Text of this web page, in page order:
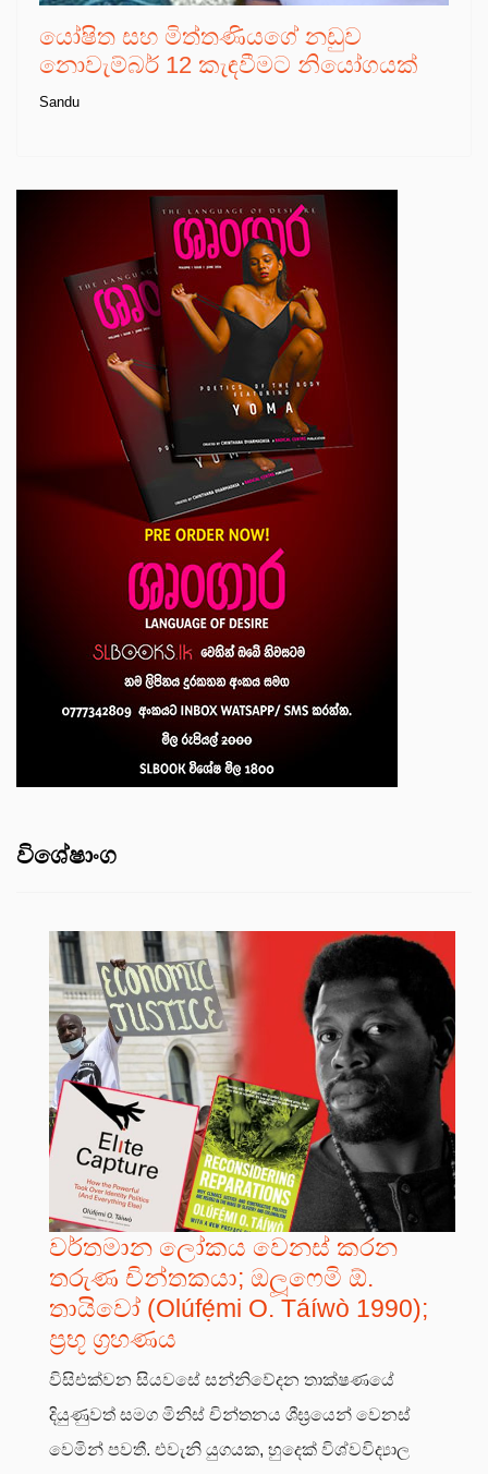
යෝෂිත සහ මිත්තණියගේ නඩුව
නොවැම්බර් 12 කැඳවීමට නියෝගයක්
Sandu
විශේෂාංග
වර්තමාන ලෝකය වෙනස් කරන
තරුණ චින්තකයා; ඔලූෆෙමි ඕ.
තායිවෝ (Olúfẹ́mi O. Táíwò 1990);
ප්‍රභූ ග්‍රහණය
විසිඑක්වන සියවසේ සන්නිවේදන තාක්ෂණයේ
දියුණුවත් සමග මිනිස් චින්තනය ශීඝ්‍රයෙන් වෙනස්
වෙමින් පවතී. එවැනි යුගයක, හුදෙක් විශ්වවිද්‍යාල